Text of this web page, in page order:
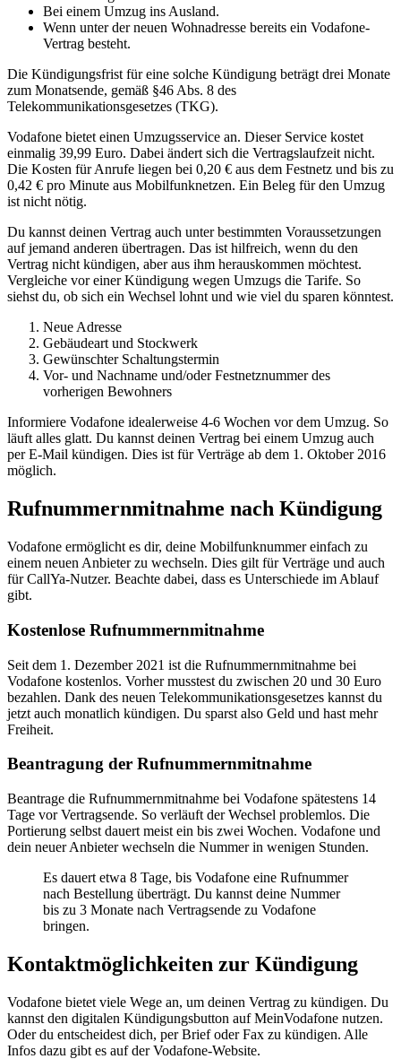
Bei einem Umzug ins Ausland.
Wenn unter der neuen Wohnadresse bereits ein Vodafone-
Vertrag besteht.
Die Kündigungsfrist für eine solche Kündigung beträgt drei Monate
zum Monatsende, gemäß §46 Abs. 8 des
Telekommunikationsgesetzes (TKG).
Vodafone bietet einen Umzugsservice an. Dieser Service kostet
einmalig 39,99 Euro. Dabei ändert sich die Vertragslaufzeit nicht.
Die Kosten für Anrufe liegen bei 0,20 € aus dem Festnetz und bis zu
0,42 € pro Minute aus Mobilfunknetzen. Ein Beleg für den Umzug
ist nicht nötig.
Du kannst deinen Vertrag auch unter bestimmten Voraussetzungen
auf jemand anderen übertragen. Das ist hilfreich, wenn du den
Vertrag nicht kündigen, aber aus ihm herauskommen möchtest.
Vergleiche vor einer Kündigung wegen Umzugs die Tarife. So
siehst du, ob sich ein Wechsel lohnt und wie viel du sparen könntest.
Neue Adresse
Gebäudeart und Stockwerk
Gewünschter Schaltungstermin
Vor- und Nachname und/oder Festnetznummer des
vorherigen Bewohners
Informiere Vodafone idealerweise 4-6 Wochen vor dem Umzug. So
läuft alles glatt. Du kannst deinen Vertrag bei einem Umzug auch
per E-Mail kündigen. Dies ist für Verträge ab dem 1. Oktober 2016
möglich.
Rufnummernmitnahme nach Kündigung
Vodafone ermöglicht es dir, deine Mobilfunknummer einfach zu
einem neuen Anbieter zu wechseln. Dies gilt für Verträge und auch
für CallYa-Nutzer. Beachte dabei, dass es Unterschiede im Ablauf
gibt.
Kostenlose Rufnummernmitnahme
Seit dem 1. Dezember 2021 ist die Rufnummernmitnahme bei
Vodafone kostenlos. Vorher musstest du zwischen 20 und 30 Euro
bezahlen. Dank des neuen Telekommunikationsgesetzes kannst du
jetzt auch monatlich kündigen. Du sparst also Geld und hast mehr
Freiheit.
Beantragung der Rufnummernmitnahme
Beantrage die Rufnummernmitnahme bei Vodafone spätestens 14
Tage vor Vertragsende. So verläuft der Wechsel problemlos. Die
Portierung selbst dauert meist ein bis zwei Wochen. Vodafone und
dein neuer Anbieter wechseln die Nummer in wenigen Stunden.
Es dauert etwa 8 Tage, bis Vodafone eine Rufnummer
nach Bestellung überträgt. Du kannst deine Nummer
bis zu 3 Monate nach Vertragsende zu Vodafone
bringen.
Kontaktmöglichkeiten zur Kündigung
Vodafone bietet viele Wege an, um deinen Vertrag zu kündigen. Du
kannst den digitalen Kündigungsbutton auf MeinVodafone nutzen.
Oder du entscheidest dich, per Brief oder Fax zu kündigen. Alle
Infos dazu gibt es auf der Vodafone-Website.